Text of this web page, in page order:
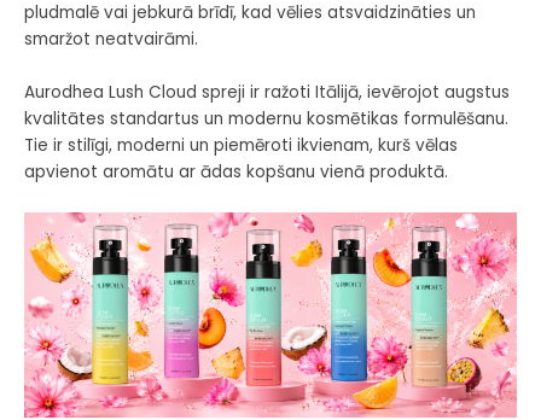
pludmalē vai jebkurā brīdī, kad vēlies atsvaidzināties un
smaržot neatvairāmi.
Aurodhea Lush Cloud spreji ir ražoti Itālijā, ievērojot augstus
kvalitātes standartus un modernu kosmētikas formulēšanu.
Tie ir stilīgi, moderni un piemēroti ikvienam, kurš vēlas
apvienot aromātu ar ādas kopšanu vienā produktā.